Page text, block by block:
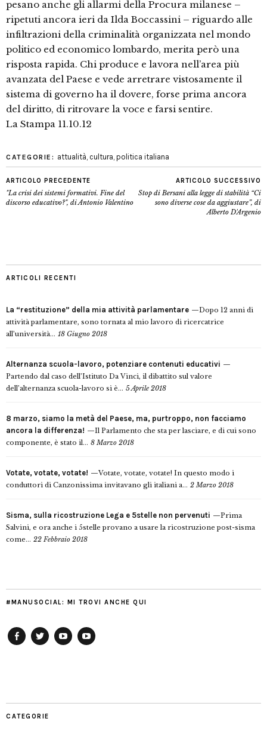
pesano anche gli allarmi della Procura milanese –
ripetuti ancora ieri da Ilda Boccassini – riguardo alle
infiltrazioni della criminalità organizzata nel mondo
politico ed economico lombardo, merita però una
risposta rapida. Chi produce e lavora nell’area più
avanzata del Paese e vede arretrare vistosamente il
sistema di governo ha il dovere, forse prima ancora
del diritto, di ritrovare la voce e farsi sentire.
La Stampa 11.10.12
CATEGORIE: attualità, cultura, politica italiana
ARTICOLO PRECEDENTE
"La crisi dei sistemi formativi. Fine del
discorso educativo?", di Antonio Valentino
ARTICOLO SUCCESSIVO
Stop di Bersani alla legge di stabilità “Ci
sono diverse cose da aggiustare”, di
Alberto D'Argenio
ARTICOLI RECENTI
La “restituzione” della mia attività parlamentare
Dopo 12 anni di
attività parlamentare, sono tornata al mio lavoro di ricercatrice
all’università... 18 Giugno 2018
Alternanza scuola-lavoro, potenziare contenuti educativi
Partendo dal caso dell’Istituto Da Vinci, il dibattito sul valore
dell’alternanza scuola-lavoro si è... 5 Aprile 2018
8 marzo, siamo la metà del Paese, ma, purtroppo, non facciamo
ancora la differenza!
Il Parlamento che sta per lasciare, e di cui sono
componente, è stato il... 8 Marzo 2018
Votate, votate, votate!
Votate, votate, votate! In questo modo i
conduttori di Canzonissima invitavano gli italiani a... 2 Marzo 2018
Sisma, sulla ricostruzione Lega e 5stelle non pervenuti
Prima
Salvini, e ora anche i 5stelle provano a usare la ricostruzione post-sisma
come... 22 Febbraio 2018
#MANUSOCIAL: MI TROVI ANCHE QUI
CATEGORIE